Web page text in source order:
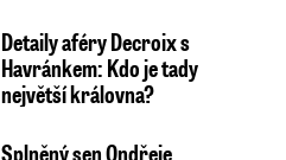
Detaily aféry Decroix s
Havránkem: Kdo je tady
největší královna?
Splněný sen Ondřeje